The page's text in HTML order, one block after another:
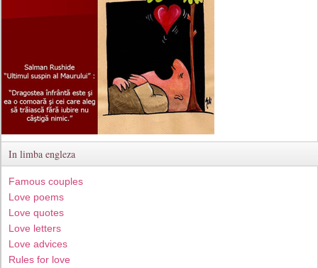
In limba engleza
Famous couples
Love poems
Love quotes
Love letters
Love advices
Rules for love